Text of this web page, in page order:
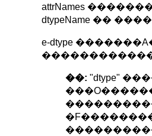
attrNames
dtypeName ��
e-dtype
��: "dtype"